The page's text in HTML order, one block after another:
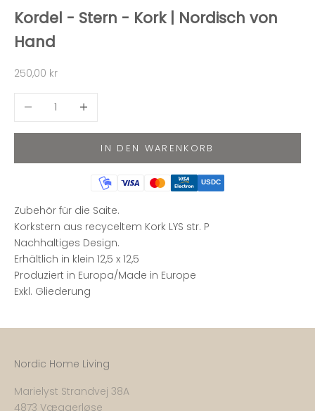
Kordel - Stern - Kork | Nordisch von
Hand
Angebot
250,00 kr
Anzahl verringernAnzahl erhöhen
IN DEN WARENKORB
USDC
Zubehör für die Saite.
Korkstern aus recyceltem Kork LYS str. P
Nachhaltiges Design.
Erhältlich in klein 12,5 x 12,5
Produziert in Europa/Made in Europe
Exkl. Gliederung
Nordic Home Living
Marielyst Strandvej 38A
4873 Væggerløse